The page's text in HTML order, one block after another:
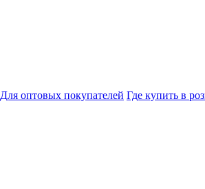
Для оптовых покупателей Где купить в